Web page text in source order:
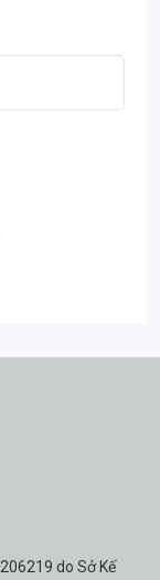
do Sở Kế